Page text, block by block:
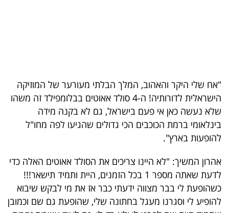
5
המילון
הכלכלי
פודקאסט
40
UNDER
40
"אח שלי היקר והאהוב, המלך הבלתי מעורער של המוזיקה
הישראלית לדורותיה! ה-4 סולד אאוטים בבלומפילד זה משהו
שלא נעשה כאן אי פעם בישראל, גם לא בקנה מידה
בינלאומי ברמת הכוכבים הכי גדולים שהגיעו לפה מחו"ל
להופעות בארץ".
אהרון המשיך: "לא היינו צריכים את הסולד אאוטים האלה כדי
לדעת שאתה מספר 1 בכל הזמנים, היית ותמיד תישאר!!!
כשהופעת לי בבר מצווה ידעתי כבר אז את מי לבקש שיבוא
להופיע לי וסגרנו מעגל בחתונה שלי, שהופעת גם שם וכמובן